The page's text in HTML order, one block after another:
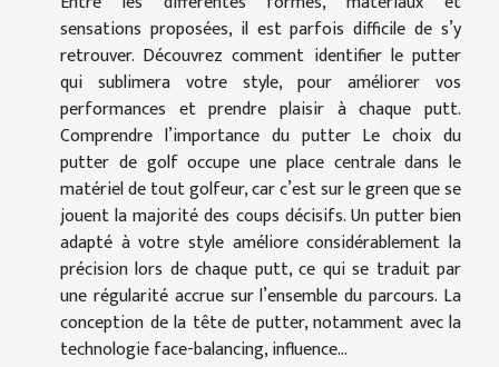
sensations proposées, il est parfois difficile de s’y
retrouver. Découvrez comment identifier le putter
qui sublimera votre style, pour améliorer vos
performances et prendre plaisir à chaque putt.
Comprendre l’importance du putter Le choix du
putter de golf occupe une place centrale dans le
matériel de tout golfeur, car c’est sur le green que se
jouent la majorité des coups décisifs. Un putter bien
adapté à votre style améliore considérablement la
précision lors de chaque putt, ce qui se traduit par
une régularité accrue sur l’ensemble du parcours. La
conception de la tête de putter, notamment avec la
technologie face-balancing, influence...